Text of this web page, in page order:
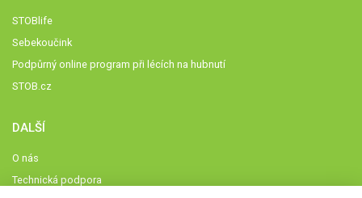
STOBlife
Sebekoučink
Podpůrný online program při lécích na hubnutí
STOB.cz
DALŠÍ
O nás
Technická podpora